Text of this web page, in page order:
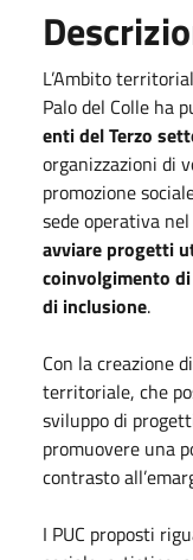
L’Ambito
Palo del Colle ha
enti del Terzo
organizzazioni di
promozione
sede operativa
avviare progetti
coinvolgimento
di inclusione.
Con la creazione
territoriale, che
sviluppo di
promuovere una
contrasto
I PUC proposti